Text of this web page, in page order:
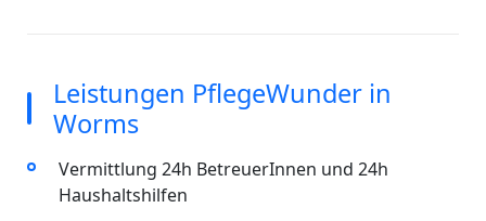
Leistungen PflegeWunder in
Worms
Vermittlung 24h BetreuerInnen und 24h
Haushaltshilfen